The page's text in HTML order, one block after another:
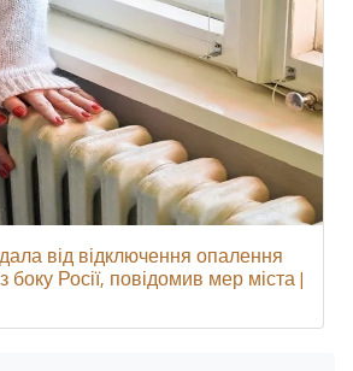
від відключення опалення
боку Росії, повідомив мер міста |